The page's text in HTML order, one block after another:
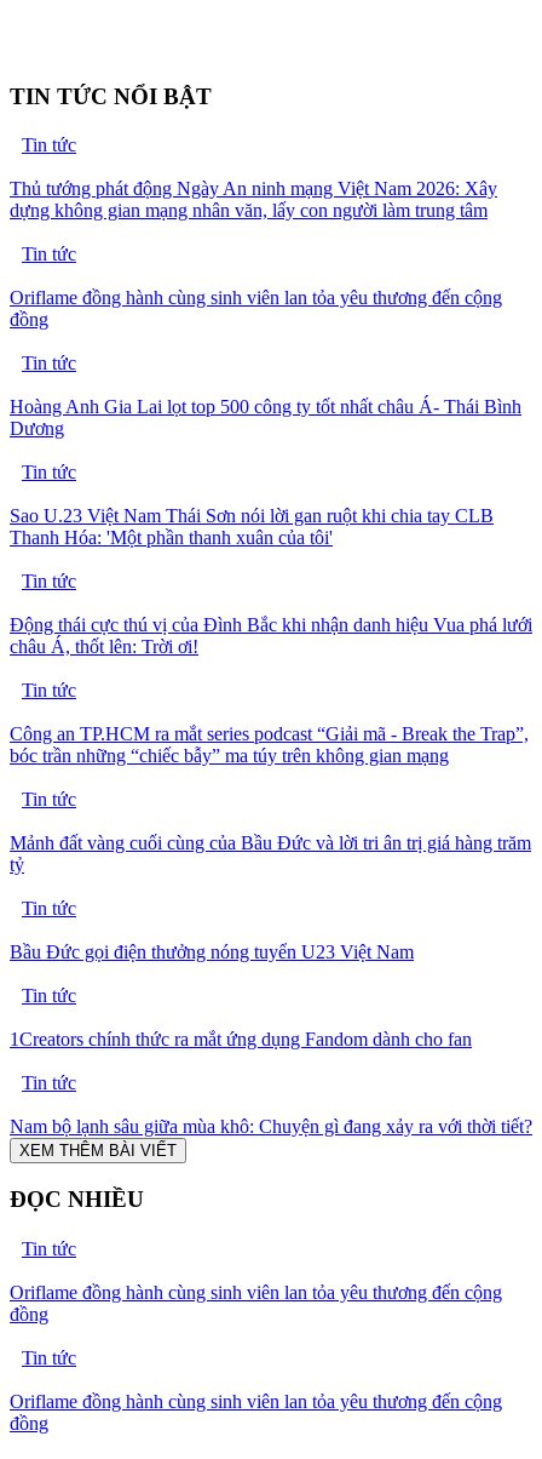
TIN TỨC NỔI BẬT
Tin tức
Thủ tướng phát động Ngày An ninh mạng Việt Nam 2026: Xây
dựng không gian mạng nhân văn, lấy con người làm trung tâm
Tin tức
Oriflame đồng hành cùng sinh viên lan tỏa yêu thương đến cộng
đồng
Tin tức
Hoàng Anh Gia Lai lọt top 500 công ty tốt nhất châu Á- Thái Bình
Dương
Tin tức
Sao U.23 Việt Nam Thái Sơn nói lời gan ruột khi chia tay CLB
Thanh Hóa: 'Một phần thanh xuân của tôi'
Tin tức
Động thái cực thú vị của Đình Bắc khi nhận danh hiệu Vua phá lưới
châu Á, thốt lên: Trời ơi!
Tin tức
Công an TP.HCM ra mắt series podcast “Giải mã - Break the Trap”,
bóc trần những “chiếc bẫy” ma túy trên không gian mạng
Tin tức
Mảnh đất vàng cuối cùng của Bầu Đức và lời tri ân trị giá hàng trăm
tỷ
Tin tức
Bầu Đức gọi điện thưởng nóng tuyển U23 Việt Nam
Tin tức
1Creators chính thức ra mắt ứng dụng Fandom dành cho fan
Tin tức
Nam bộ lạnh sâu giữa mùa khô: Chuyện gì đang xảy ra với thời tiết?
XEM THÊM BÀI VIẾT
ĐỌC NHIỀU
Tin tức
Oriflame đồng hành cùng sinh viên lan tỏa yêu thương đến cộng
đồng
Tin tức
Oriflame đồng hành cùng sinh viên lan tỏa yêu thương đến cộng
đồng